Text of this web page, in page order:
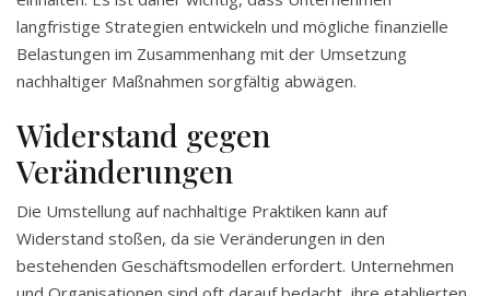
langfristige Strategien entwickeln und mögliche finanzielle
Belastungen im Zusammenhang mit der Umsetzung
nachhaltiger Maßnahmen sorgfältig abwägen.
Widerstand gegen
Veränderungen
Die Umstellung auf nachhaltige Praktiken kann auf
Widerstand stoßen, da sie Veränderungen in den
bestehenden Geschäftsmodellen erfordert. Unternehmen